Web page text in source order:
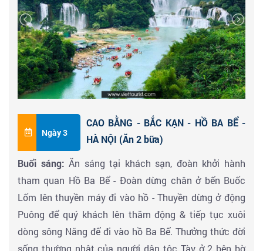
cảnh thác Bản Giốc hùng vĩ, núi non điệp trùng từ trên
cao.
Tham quanĐộng Ngườm Ngao, theo tiếng Tày có
nghĩa là động Hổ, tại xã Đàm Thuỷ, huyện Trùng Khánh
với rất nhiều nhiều nhũ đá và măng đá với các hình
dạng phong phú đa dạng và đẹp mắt ( vé tham quan
tự túc)
Đoàn ăn trưa & Đến giờ khởi hành về Tp.Cao Bằng trên
đường ghé Thăm làng Rèn Phúc Sen - check in chụp
hình MẮT THẦN NÚI - Núi Thủngchiêm ngưỡng cảnh
quan kỳ thú, độc nhất vô nhị ( Qúy khách đi bộ 1,5km
hoặc xe máy chung chuyển phí tụ túc) - Tên địa
Ngày 3
CAO BẰNG - BẮC KẠN - HỒ BA BỂ -
HÀ NỘI (Ăn 2 bữa)
Buổi sáng: Ăn sáng tại khách sạn, đoàn khởi hành
tham quan Hồ Ba Bể - Đoàn dừng chân ở bến Buốc
Lốm lên thuyền máy đi vào hồ - Thuyền dừng ở động
Puông để quý khách lên thăm động & tiếp tục xuôi
dòng sông Năng để đi vào hồ Ba Bể. Thưởng thức đời
sống thường nhật của người dân tộc Tày ở 2 bên bờ